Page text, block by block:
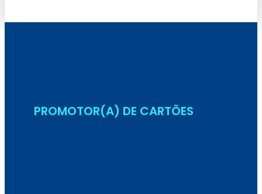
PROMOTOR(A) DE CARTÕES